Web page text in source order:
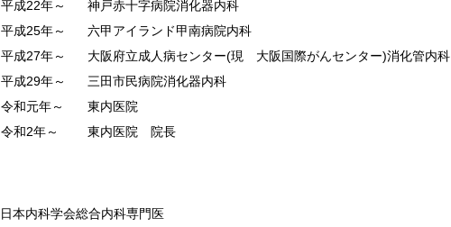
平成22年～
神戸赤十字病院消化器内科
平成25年～
六甲アイランド甲南病院内科
平成27年～
大阪府立成人病センター(現 大阪国際がんセンター)消化管内科
平成29年～
三田市民病院消化器内科
令和元年～
東内医院
令和2年～
東内医院 院長
日本内科学会総合内科専門医